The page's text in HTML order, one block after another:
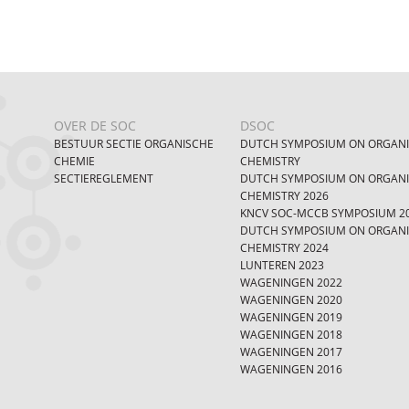
OVER DE SOC
BESTUUR SECTIE ORGANISCHE
CHEMIE
SECTIEREGLEMENT
DSOC
DUTCH SYMPOSIUM ON
CHEMISTRY
DUTCH SYMPOSIUM ON
CHEMISTRY 2026
KNCV SOC-MCCB SYMPOSIUM
DUTCH SYMPOSIUM ON
CHEMISTRY 2024
LUNTEREN 2023
WAGENINGEN 2022
WAGENINGEN 2020
WAGENINGEN 2019
WAGENINGEN 2018
WAGENINGEN 2017
WAGENINGEN 2016